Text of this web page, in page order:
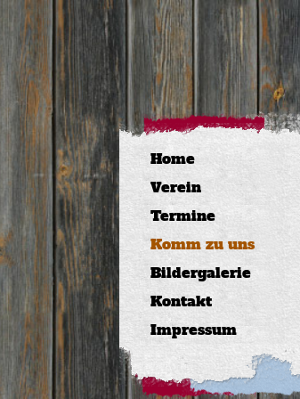
Home
Verein
Termine
Komm zu uns
Bildergalerie
Kontakt
Impressum